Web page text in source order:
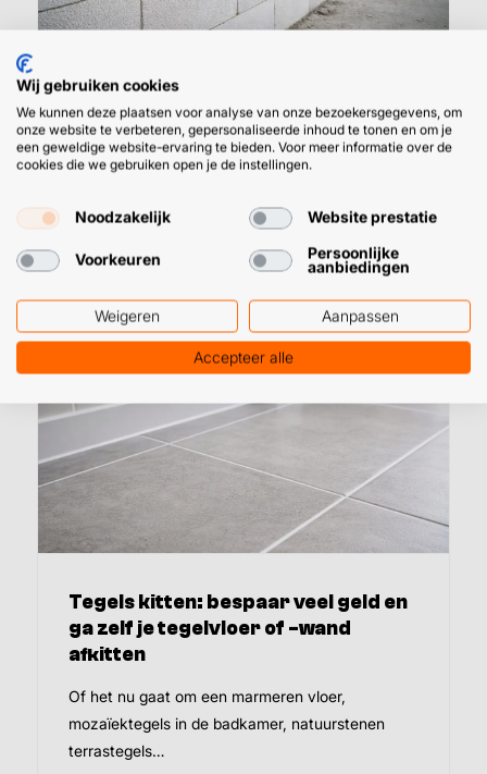
Cellenbeton lijmen met pur? Lees er
alles over en bestel de beste
we, ze zijn razend populair in de bouwwereld.…
Tegels kitten: bespaar veel geld en
ga zelf je tegelvloer of -wand
afkitten
Of het nu gaat om een marmeren vloer,
mozaïektegels in de badkamer, natuurstenen
terrastegels…
Wij gebruiken cookies
We kunnen deze plaatsen voor analyse van onze bezoekersgegevens, om
onze website te verbeteren, gepersonaliseerde inhoud te tonen en om je
een geweldige website-ervaring te bieden. Voor meer informatie over de
cookies die we gebruiken open je de instellingen.
Noodzakelijk Website prestatie
Voorkeuren
Persoonlijke
aanbiedingen
Weigeren Aanpassen
Accepteer alle